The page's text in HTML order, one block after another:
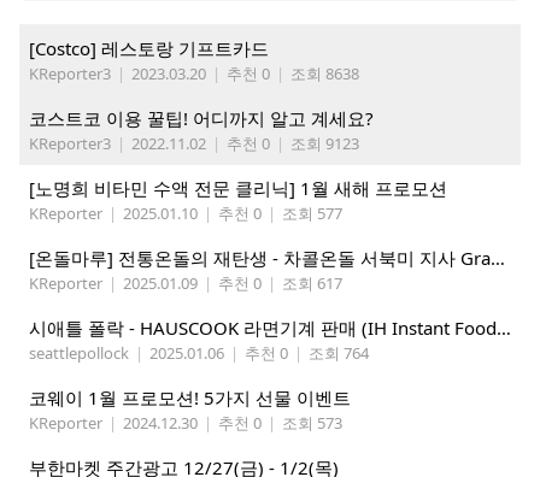
[Costco] 레스토랑 기프트카드
KReporter3 | 2023.03.20 | 추천 0 | 조회 8638
코스트코 이용 꿀팁! 어디까지 알고 계세요?
KReporter3 | 2022.11.02 | 추천 0 | 조회 9123
[노명희 비타민 수액 전문 클리닉] 1월 새해 프로모션
KReporter | 2025.01.10 | 추천 0 | 조회 577
[온돌마루] 전통온돌의 재탄생 - 차콜온돌 서북미 지사 Grand Open!!
KReporter | 2025.01.09 | 추천 0 | 조회 617
시애틀 폴락 - HAUSCOOK 라면기계 판매 (IH Instant Food Cooker )
seattlepollock | 2025.01.06 | 추천 0 | 조회 764
코웨이 1월 프로모션! 5가지 선물 이벤트
KReporter | 2024.12.30 | 추천 0 | 조회 573
부한마켓 주간광고 12/27(금) - 1/2(목)